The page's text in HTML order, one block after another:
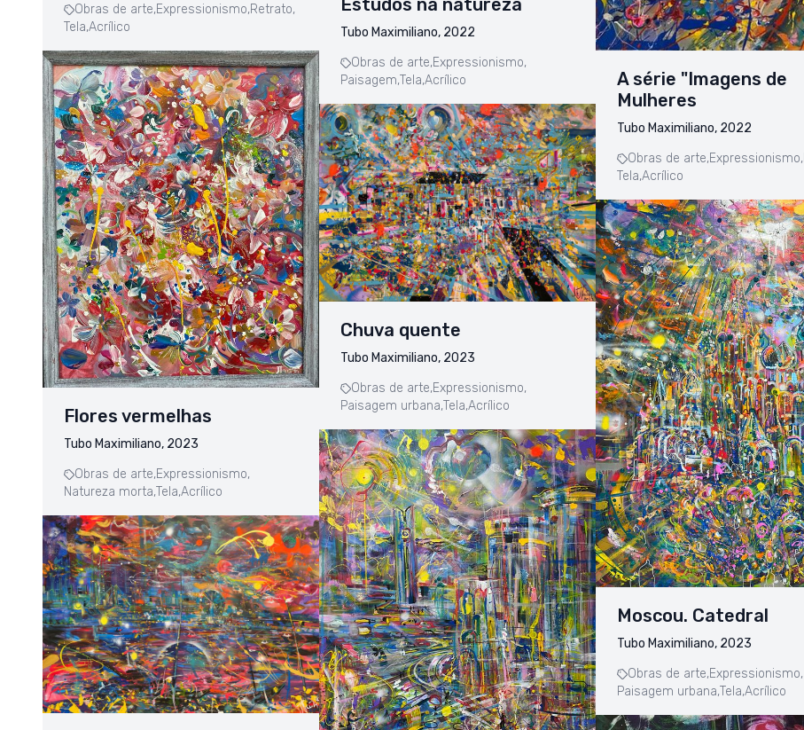
Obras de arte,Expressionismo,Retrato,
Tela,Acrílico
Flores vermelhas
Tubo Maximiliano, 2023
Obras de arte,Expressionismo,
Natureza morta,Tela,Acrílico
Tubo Maximiliano, 2022
Obras de arte,Expressionismo,
Paisagem,Tela,Acrílico
Chuva quente
Tubo Maximiliano, 2023
Obras de arte,Expressionismo,
Paisagem urbana,Tela,Acrílico
A série "Imagens de
Mulheres
Tubo Maximiliano, 2022
Obras de arte,Expressionismo,
Tela,Acrílico
Moscou. Catedral
Tubo Maximiliano, 2023
Obras de arte,Expressionismo,
Paisagem urbana,Tela,Acrílico